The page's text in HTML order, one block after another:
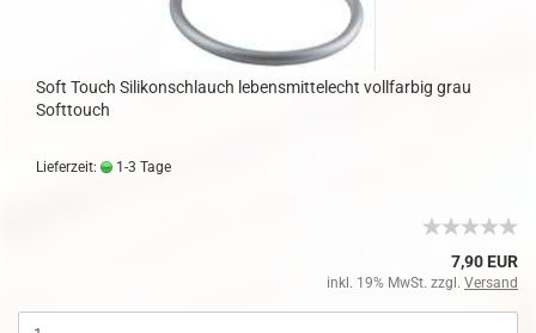
Soft Touch Silikonschlauch lebensmittelecht vollfarbig grau
Softtouch
Lieferzeit: 1-3 Tage
7,90 EUR
inkl. 19% MwSt. zzgl. Versand